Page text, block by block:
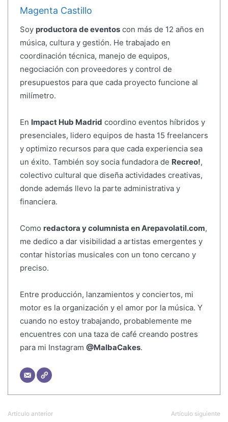
Magenta Castillo
Soy productora de eventoscon más de 12 años en
música, cultura y gestión. He trabajado en
coordinación técnica, manejo de equipos,
negociación con proveedores y control de
presupuestos para que cada proyecto funcione al
milímetro.
En Impact Hub Madrid coordino eventos híbridos y
presenciales, lidero equipos de hasta 15 freelancers
y optimizo recursos para que cada experiencia sea
un éxito. También soy socia fundadora de Recreo!,
colectivo cultural que diseña actividades creativas,
donde además llevo la parte administrativa y
financiera.
Como redactora y columnista en Arepavolatil.com,
me dedico a dar visibilidad a artistas emergentes y
contar historias musicales con un tono cercano y
preciso.
Entre producción, lanzamientos y conciertos, mi
motor es la organización y el amor por la música. Y
cuando no estoy trabajando, probablemente me
encuentres con una taza de café creando postres
para mi Instagram @MalbaCakes.
Artículo anterior Artículo siguiente